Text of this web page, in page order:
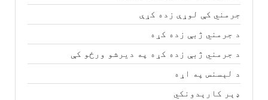
جرمني کې لوړې زده کړې
د جرمني ژبې زده کړه
د جرمني ژبې زده کړه په دیرشو ورځو کې
د لېسنس په اړه
ډېر کارېدونکي